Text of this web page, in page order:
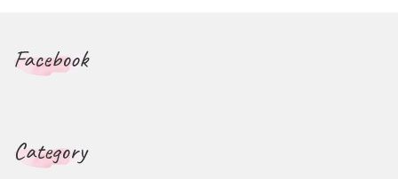
Facebook
Category